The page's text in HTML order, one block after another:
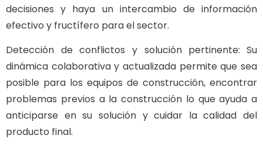
decisiones y haya un intercambio de información
efectivo y fructífero para el sector.
Detección de conflictos y solución pertinente: Su
dinámica colaborativa y actualizada permite que sea
posible para los equipos de construcción, encontrar
problemas previos a la construcción lo que ayuda a
anticiparse en su solución y cuidar la calidad del
producto final.